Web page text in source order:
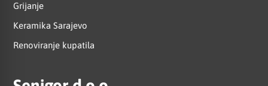
Grijanje
Keramika Sarajevo
Renoviranje kupatila